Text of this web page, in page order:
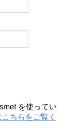
を使ってい
ちらをご覧く